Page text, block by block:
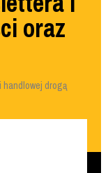
oraz
handlowej drogą